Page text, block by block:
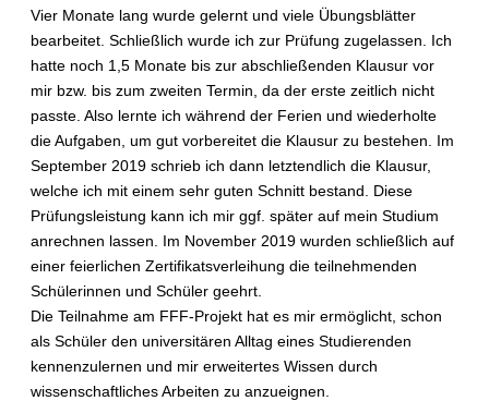
Vier Monate lang wurde gelernt und viele Übungsblätter
bearbeitet. Schließlich wurde ich zur Prüfung zugelassen. Ich
hatte noch 1,5 Monate bis zur abschließenden Klausur vor
mir bzw. bis zum zweiten Termin, da der erste zeitlich nicht
passte. Also lernte ich während der Ferien und wiederholte
die Aufgaben, um gut vorbereitet die Klausur zu bestehen. Im
September 2019 schrieb ich dann letztendlich die Klausur,
welche ich mit einem sehr guten Schnitt bestand. Diese
Prüfungsleistung kann ich mir ggf. später auf mein Studium
anrechnen lassen. Im November 2019 wurden schließlich auf
einer feierlichen Zertifikatsverleihung die teilnehmenden
Schülerinnen und Schüler geehrt.
Die Teilnahme am FFF-Projekt hat es mir ermöglicht, schon
als Schüler den universitären Alltag eines Studierenden
kennenzulernen und mir erweitertes Wissen durch
wissenschaftliches Arbeiten zu anzueignen.